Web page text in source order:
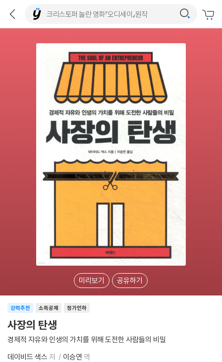
미리보기 공유하기
소득공제
강력추천 정가인하
사장의 탄생
경제적 자유와 인생의 가치를 위해 도전한 사람들의 비밀
데이비드 색스 저 이승연 역